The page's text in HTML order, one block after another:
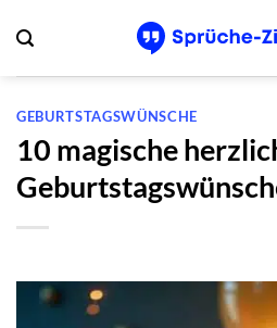
Inhalt
springen
GEBURTSTAGSWÜNSCHE
10 magische